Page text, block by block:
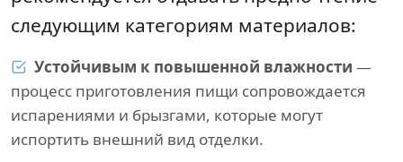
следующим категориям материалов:
Устойчивым к повышенной влажности —
процесс приготовления пищи сопровождается
испарениями и брызгами, которые могут
испортить внешний вид отделки.